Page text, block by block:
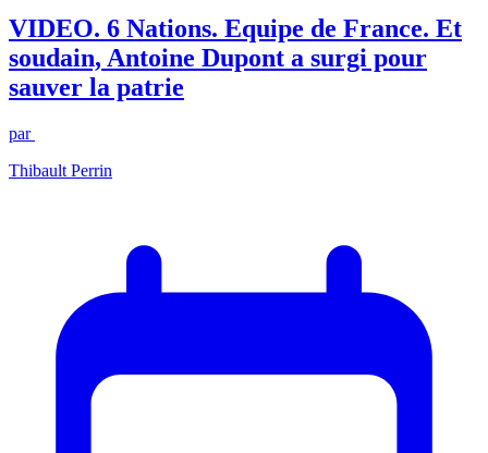
VIDEO. 6 Nations. Equipe de France. Et
soudain, Antoine Dupont a surgi pour
sauver la patrie
par
Thibault Perrin